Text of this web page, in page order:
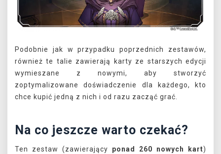
Podobnie jak w przypadku poprzednich zestawów,
również te talie zawierają karty ze starszych edycji
wymieszane z nowymi, aby stworzyć
zoptymalizowane doświadczenie dla każdego, kto
chce kupić jedną z nich i od razu zacząć grać.
Na co jeszcze warto czekać?
Ten zestaw (zawierający ponad 260 nowych kart)